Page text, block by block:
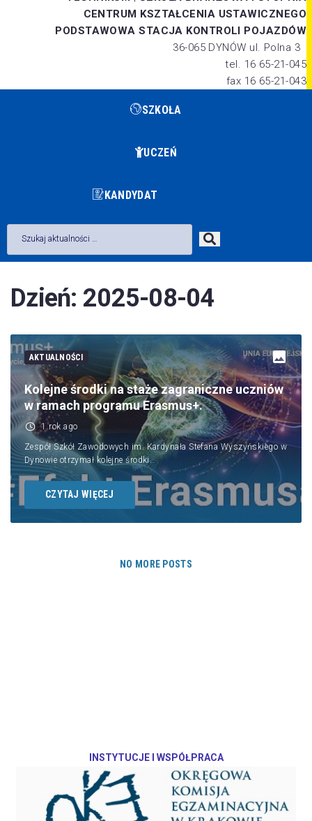
CENTRUM KSZTAŁCENIA USTAWICZNEGO
PODSTAWOWA STACJA KONTROLI POJAZDÓW
36-065 DYNÓW ul. Polna 3
tel. 16 65-21-045
fax 16 65-21-043
SZKOŁA
UCZEŃ
KANDYDAT
Dzień: 2025-08-04
AKTUALNOŚCI
Kolejne środki na staże zagraniczne uczniów
w ramach programu Erasmus+.
1 rok ago
Zespół Szkół Zawodowych im. Kardynała Stefana Wyszyńskiego w
Dynowie otrzymał kolejne środki…
CZYTAJ WIĘCEJ
NO MORE POSTS
INSTYTUCJE I WSPÓŁPRACA